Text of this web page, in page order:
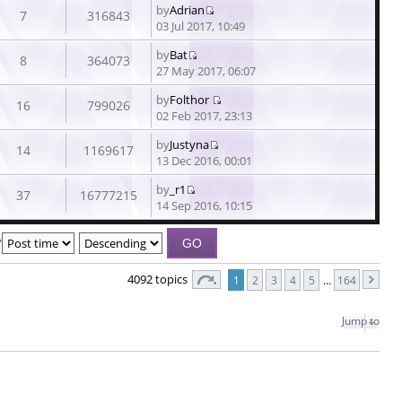
post
7 316843 byAdrian
View
the
post
03 Jul 2017, 10:49
8 364073 byBat
View
the
latest
post
27 May 2017, 06:07
16 799026 byFolthor
View
the
post
02 Feb 2017, 23:13
14 1169617 byJustyna
View
the
post
13 Dec 2016, 00:01
37 16777215 by _r1
View
the
post
14 Sep 2016, 10:15
4092 topics 1 2 3 4 5 … 164
Jump to